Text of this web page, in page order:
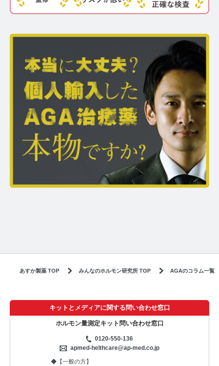
あすか製薬 TOP みんなのホルモン研究所 TOP AGAのコラム一覧
キットとメディアに関する問い合わせ窓口
ホルモン量測定キット問い合わせ窓口
0120-550-136
apmed-helthcare@ap-med.co.jp
◆【一般の方】